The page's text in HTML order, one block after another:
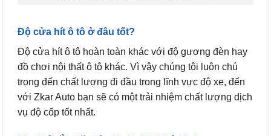
Độ cửa hít ô tô ở đâu tốt?
Độ cửa hít ô tô hoàn toàn khác với độ gương đèn hay
đồ chơi nội thất ô tô khác. Vì vậy chúng tôi luôn chú
trọng đến chất lượng đi đầu trong lĩnh vực độ xe, đến
với Zkar Auto bạn sẽ có một trải nhiệm chất lượng dịch
vụ độ cốp tốt nhất.